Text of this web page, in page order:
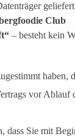
Club
– besteht kein
haben,
vor Ablauf
dass Sie mit